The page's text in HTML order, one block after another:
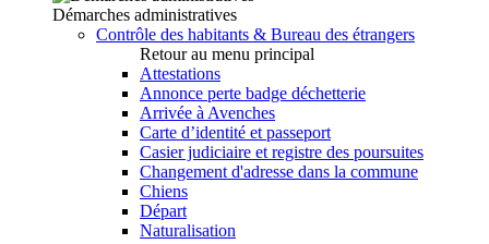
Démarches administratives
Contrôle des habitants & Bureau des étrangers
Retour au menu principal
Attestations
Annonce perte badge déchetterie
Arrivée à Avenches
Carte d’identité et passeport
Casier judiciaire et registre des poursuites
Changement d'adresse dans la commune
Chiens
Départ
Naturalisation